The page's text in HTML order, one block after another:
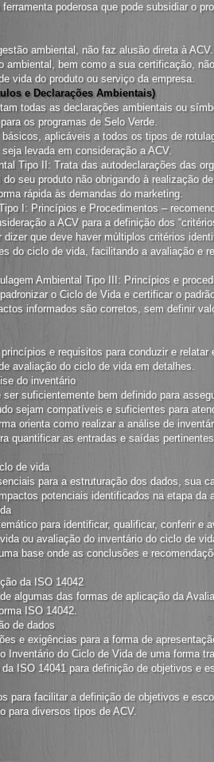
poderosa que pode subsidiar o
ambiental, não faz alusão direta à
ambiental, bem como a sua certificação,
vida do produto ou serviço da empresa.
e Declarações Ambientais)
todas as declarações ambientais ou
os programas de Selo Verde.
aplicáveis a todos os tipos de
levada em consideração a ACV.
Tipo II: Trata das autodeclarações das
seu produto não obrigando à realização
rápida às demandas do marketing.
I: Princípios e Procedimentos –
a ACV para a definição dos
que deve haver múltiplos critérios
do ciclo de vida, facilitando a avaliação e
Ambiental Tipo III: Princípios e
o Ciclo de Vida e certificar o
informados são corretos, sem definir
e requisitos para conduzir e relatar
avaliação do ciclo de vida em detalhes.
do inventário
suficientemente bem definido para
sejam compatíveis e suficientes para
orienta como realizar a análise de
quantificar as entradas e saídas
de vida
para a estruturação dos dados, sua
potenciais identificados na etapa da
para identificar, qualificar, conferir e
ou avaliação do inventário do ciclo de
base onde as conclusões e
da ISO 14042
algumas das formas de aplicação da
ISO 14042.
de dados
e exigências para a forma de
Inventário do Ciclo de Vida de uma forma
ISO 14041 para definição de objetivos e
para facilitar a definição de objetivos e
para diversos tipos de ACV.